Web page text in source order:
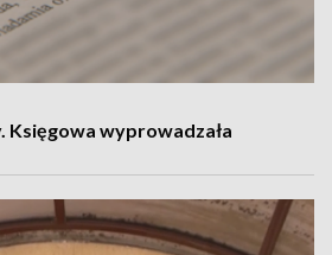
Księgowa wyprowadzała